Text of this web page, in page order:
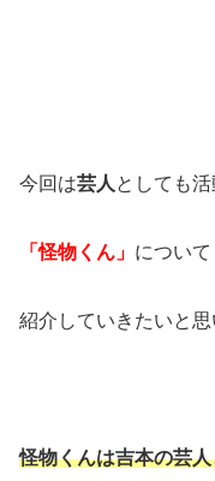
今回は芸人 としても
「怪物くん」 について
紹介していきたいと思
怪物くんは吉本の芸